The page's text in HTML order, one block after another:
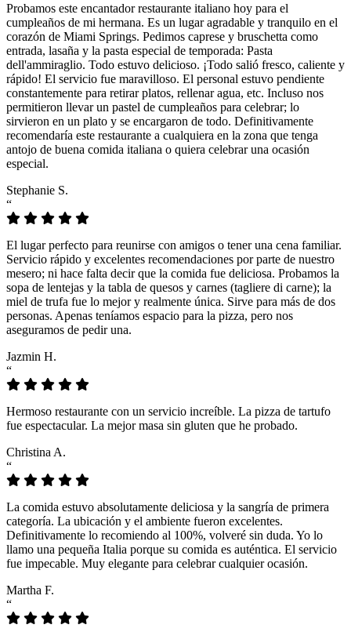
Probamos este encantador restaurante italiano hoy para el
cumpleaños de mi hermana. Es un lugar agradable y tranquilo en el
corazón de Miami Springs. Pedimos caprese y bruschetta como
entrada, lasaña y la pasta especial de temporada: Pasta
dell'ammiraglio. Todo estuvo delicioso. ¡Todo salió fresco, caliente y
rápido! El servicio fue maravilloso. El personal estuvo pendiente
constantemente para retirar platos, rellenar agua, etc. Incluso nos
permitieron llevar un pastel de cumpleaños para celebrar; lo
sirvieron en un plato y se encargaron de todo. Definitivamente
recomendaría este restaurante a cualquiera en la zona que tenga
antojo de buena comida italiana o quiera celebrar una ocasión
especial.
Stephanie S.
“
El lugar perfecto para reunirse con amigos o tener una cena familiar.
Servicio rápido y excelentes recomendaciones por parte de nuestro
mesero; ni hace falta decir que la comida fue deliciosa. Probamos la
sopa de lentejas y la tabla de quesos y carnes (tagliere di carne); la
miel de trufa fue lo mejor y realmente única. Sirve para más de dos
personas. Apenas teníamos espacio para la pizza, pero nos
aseguramos de pedir una.
Jazmin H.
“
Hermoso restaurante con un servicio increíble. La pizza de tartufo
fue espectacular. La mejor masa sin gluten que he probado.
Christina A.
“
La comida estuvo absolutamente deliciosa y la sangría de primera
categoría. La ubicación y el ambiente fueron excelentes.
Definitivamente lo recomiendo al 100%, volveré sin duda. Yo lo
llamo una pequeña Italia porque su comida es auténtica. El servicio
fue impecable. Muy elegante para celebrar cualquier ocasión.
Martha F.
“